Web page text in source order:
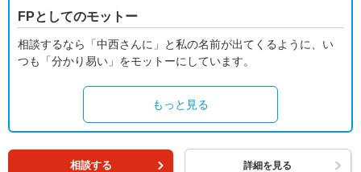
FPとしてのモットー
相談するなら「中西さんに」と私の名前が出てくるように、い
つも「分かり易い」をモットーにしています。
もっと見る
相談する 詳細を見る